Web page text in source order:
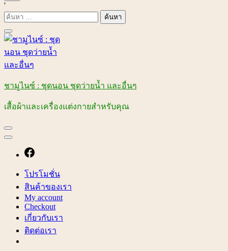
'
ค้นหา
สำหรับ:
ชามูไนซ์ : ชุดนอน ชุดว่ายน้ำ และอื่นๆ
เสื้อผ้าและเครื่องแต่งกายสำหรับคุณ
โปรโมชั่น
สินค้าของเรา
My account
Checkout
เกี่ยวกับเรา
ติดต่อเรา